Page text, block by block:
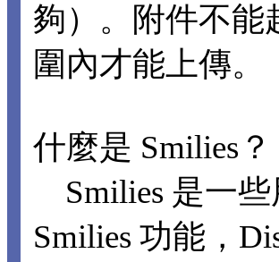
夠）。附件不能
圍內才能上傳。
什麼是 Smilies？
Smilies 是一
Smilies 功能，